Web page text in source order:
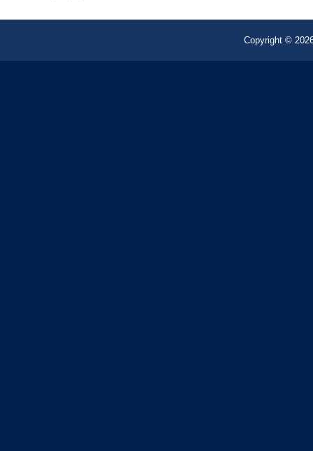
Copyright ©